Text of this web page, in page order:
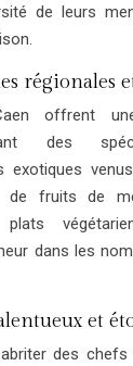
de leurs
régionales
offrent
des
exotiques
de fruits de
dans les
et
des chefs